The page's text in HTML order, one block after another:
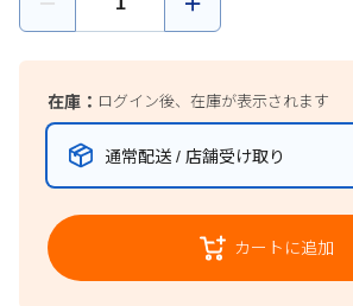
在庫： ログイン後、在庫が表示されます
通常配送 / 店舗受け取り
カートに追加